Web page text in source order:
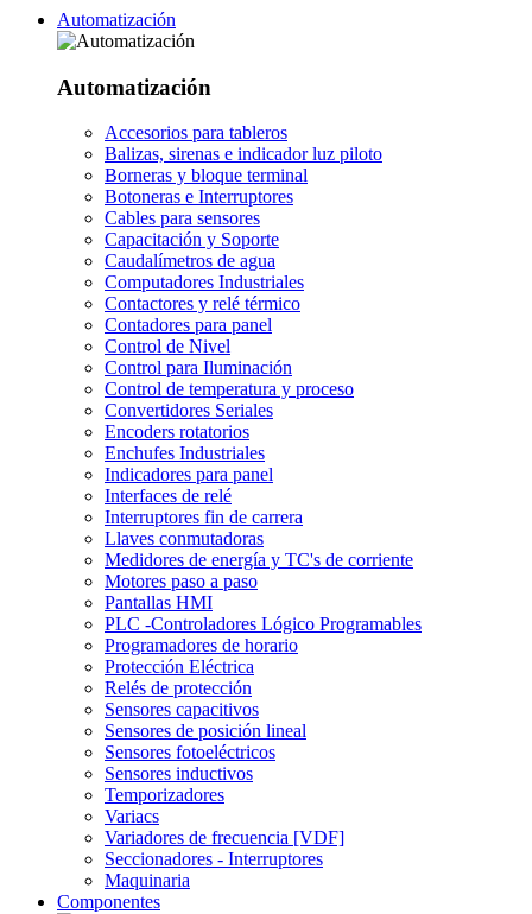
Automatización
Automatización
Accesorios para tableros
Balizas, sirenas e indicador luz piloto
Borneras y bloque terminal
Botoneras e Interruptores
Cables para sensores
Capacitación y Soporte
Caudalímetros de agua
Computadores Industriales
Contactores y relé térmico
Contadores para panel
Control de Nivel
Control para Iluminación
Control de temperatura y proceso
Convertidores Seriales
Encoders rotatorios
Enchufes Industriales
Indicadores para panel
Interfaces de relé
Interruptores fin de carrera
Llaves conmutadoras
Medidores de energía y TC's de corriente
Motores paso a paso
Pantallas HMI
PLC -Controladores Lógico Programables
Programadores de horario
Protección Eléctrica
Relés de protección
Sensores capacitivos
Sensores de posición lineal
Sensores fotoeléctricos
Sensores inductivos
Temporizadores
Variacs
Variadores de frecuencia [VDF]
Seccionadores - Interruptores
Maquinaria
Componentes